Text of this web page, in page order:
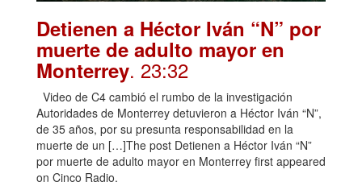
Detienen a Héctor Iván “N” por
muerte de adulto mayor en
Monterrey. 23:32
Video de C4 cambió el rumbo de la investigación
Autoridades de Monterrey detuvieron a Héctor Iván “N”,
de 35 años, por su presunta responsabilidad en la
muerte de un […]The post Detienen a Héctor Iván “N”
por muerte de adulto mayor en Monterrey first appeared
on Cinco Radio.